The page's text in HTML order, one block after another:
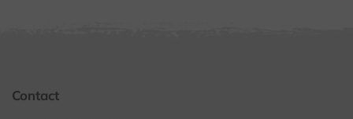
Contact